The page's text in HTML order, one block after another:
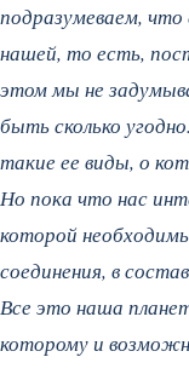
подразумеваем,
нашей, то есть,
этом мы не
быть сколько
такие ее виды, о
Но пока что нас
которой
соединения, в
Все это наша
которому и